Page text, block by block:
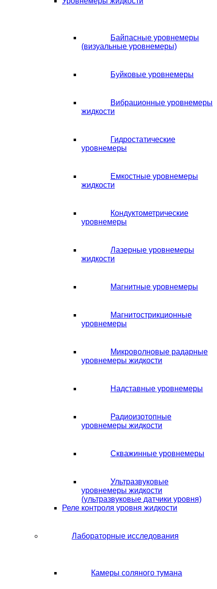
Байпасные уровнемеры
(визуальные уровнемеры)
Буйковые уровнемеры
Вибрационные уровнемеры
жидкости
Гидростатические
уровнемеры
Емкостные уровнемеры
жидкости
Кондуктометрические
уровнемеры
Лазерные уровнемеры
жидкости
Магнитные уровнемеры
Магнитострикционные
уровнемеры
Микроволновые радарные
уровнемеры жидкости
Надставные уровнемеры
Радиоизотопные
уровнемеры жидкости
Скважинные уровнемеры
Ультразвуковые
уровнемеры жидкости
(ультразвуковые датчики уровня)
Реле контроля уровня жидкости
Лабораторные исследования
Камеры соляного тумана